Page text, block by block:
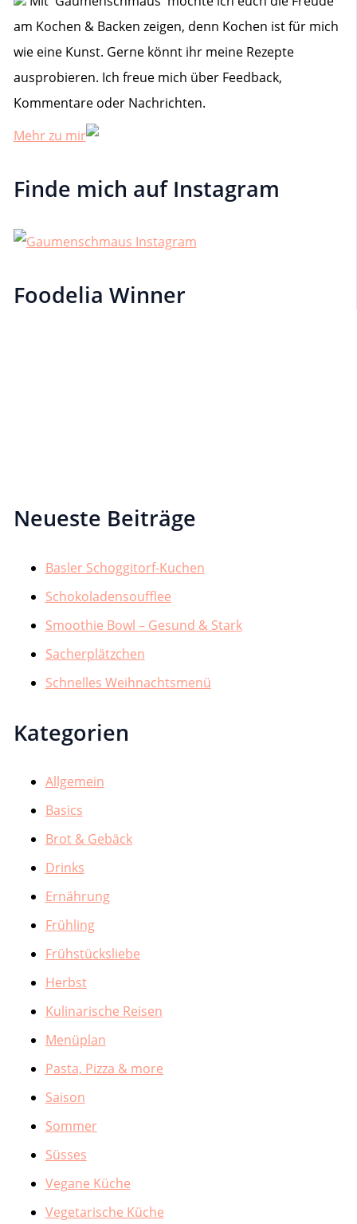
:
am Kochen & Backen zeigen, denn Kochen ist für mich
wie eine Kunst. Gerne könnt ihr meine Rezepte
ausprobieren. Ich freue mich über Feedback,
Kommentare oder Nachrichten.
Mehr zu mir
Finde mich auf Instagram
Foodelia Winner
Neueste Beiträge
Basler Schoggitorf-Kuchen
Schokoladensoufflee
Smoothie Bowl – Gesund & Stark
Sacherplätzchen
Schnelles Weihnachtsmenü
Kategorien
Allgemein
Basics
Brot & Gebäck
Drinks
Ernährung
Frühling
Frühstücksliebe
Herbst
Kulinarische Reisen
Menüplan
Pasta, Pizza & more
Saison
Sommer
Süsses
Vegane Küche
Vegetarische Küche